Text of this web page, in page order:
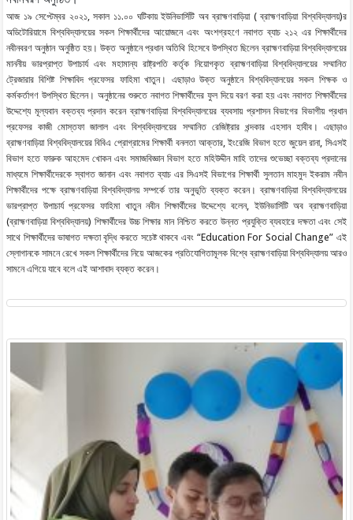
আজ ১৯ সেপ্টেম্বর ২০২১, সকাল ১১.০০ ঘটিকায় ইউনিভার্সিটি অব ব্রাহ্মণবাড়িয়া ( ব্রাহ্মণবাড়িয়া বিশ্ববিদ্যালয়)র
অডিটোরিয়ামে বিশ্ববিদ্যালয়ের সকল শিক্ষার্থীদের আয়োজনে এবং অংশগ্রহণে নবাগত ব্যাচ ২১২ এর শিক্ষার্থীদের
নবীনবরণ অনুষ্ঠান অনুষ্ঠিত হয়। উক্ত অনুষ্ঠানে প্রধান অতিথি হিসেবে উপস্থিত ছিলেন ব্রাহ্মণবাড়িয়া বিশ্ববিদ্যালয়ের
মাননীয় ভারপ্রাপ্ত উপাচার্য এবং মহামান্য রাষ্ট্রপতি কর্তৃক নিয়োগকৃত ব্রাহ্মণবাড়িয়া বিশ্ববিদ্যালয়ের সম্মানিত
ট্রেজারার বিশিষ্ট শিক্ষাবিদ প্রফেসর ফাহিমা খাতুন। এছাড়াও উক্ত অনুষ্ঠানে বিশ্ববিদ্যালয়ের সকল শিক্ষক ও
কর্মকর্তাগণ উপস্থিত ছিলেন। অনুষ্ঠানের শুরুতে নবাগত শিক্ষার্থীদের ফুল দিয়ে বরণ করা হয় এবং নবাগত শিক্ষার্থীদের
উদ্দেশ্যে মূল্যবান বক্তব্য প্রদান করেন ব্রাহ্মণবাড়িয়া বিশ্ববিদ্যালয়ের ব্যবসায় প্রশাসন বিভাগের বিভাগীয় প্রধান
প্রফেসর কাজী মোস্তফা জালাল এবং বিশ্ববিদ্যালয়ের সম্মানিত রেজিষ্ট্রার খন্দকার এহসান হাবীব। এছাড়াও
ব্রাহ্মণবাড়িয়া বিশ্ববিদ্যালয়ের বিবিএ প্রোগ্রামের শিক্ষার্থী বনলতা আক্তার, ইংরেজি বিভাগ হতে জুয়েল রানা, সিএসই
বিভাগ হতে ফারুক আহমেদ খোকন এবং সমাজবিজ্ঞান বিভাগ হতে মহিউদ্দীন মাহি তাদের শুভেচ্ছা বক্তব্য প্রদানের
মাধ্যমে শিক্ষার্থীদেরকে স্বাগত জানান এবং নবাগত ব্যাচ এর সিএসই বিভাগের শিক্ষার্থী সুলতান মাহমুদ ইকরাম নবীন
শিক্ষার্থীদের পক্ষে ব্রাহ্মণবাড়িয়া বিশ্ববিদ্যালয় সম্পর্কে তার অনুভূতি ব্যক্ত করেন। ব্রাহ্মণবাড়িয়া বিশ্ববিদ্যালয়ের
ভারপ্রাপ্ত উপাচার্য প্রফেসর ফাহিমা খাতুন নবীন শিক্ষার্থীদের উদ্দেশ্যে বলেন, ইউনিভার্সিটি অব ব্রাহ্মণবাড়িয়া
(ব্রাহ্মণবাড়িয়া বিশ্ববিদ্যালয়) শিক্ষার্থীদের উচ্চ শিক্ষার মান নিশ্চিত করতে উন্নত প্রযুক্তি ব্যবহারে দক্ষতা এবং সেই
সাথে শিক্ষার্থীদের ভাষাগত দক্ষতা বৃদ্ধি করতে সচেষ্ট থাকবে এবং “Education For Social Change” এই
স্লোগানকে সামনে রেখে সকল শিক্ষার্থীদের নিয়ে আজকের প্রতিযোগিতামূলক বিশ্বে ব্রাহ্মণবাড়িয়া বিশ্ববিদ্যালয় আরও
সামনে এগিয়ে যাবে বলে এই আশাবাদ ব্যক্ত করেন।